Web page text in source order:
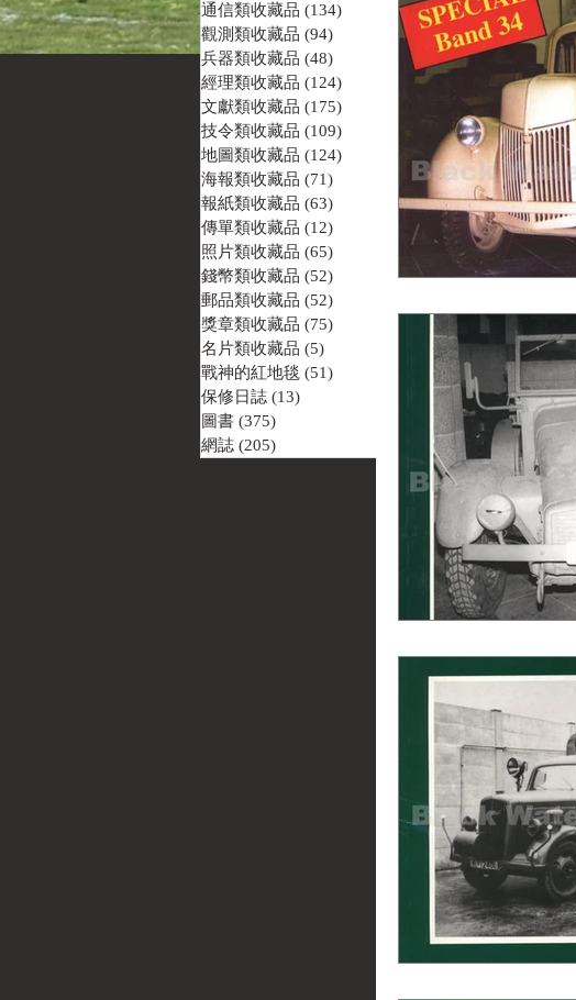
通信類收藏品 (134) 134 篇文章
觀測類收藏品 (94) 94 篇文章
兵器類收藏品 (48)
經理類收藏品 (124) 124 篇文章
文獻類收藏品 (175)
技令類收藏品 (109)
地圖類收藏品 (124)
海報類收藏品 (71)
報紙類收藏品 (63) 63 篇文章
傳單類收藏品 (12)
照片類收藏品 (65)
錢幣類收藏品 (52) 52 篇文章
郵品類收藏品 (52)
獎章類收藏品 (75)
名片類收藏品 (5)
戰神的紅地毯 (51)
保修日誌 (13)
圖書 (375)
網誌 (205)